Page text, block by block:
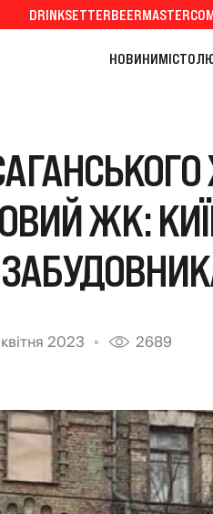
DRINKSETTERBEERMASTER
НОВИНИМІСТО
ЖК:
2023 2689